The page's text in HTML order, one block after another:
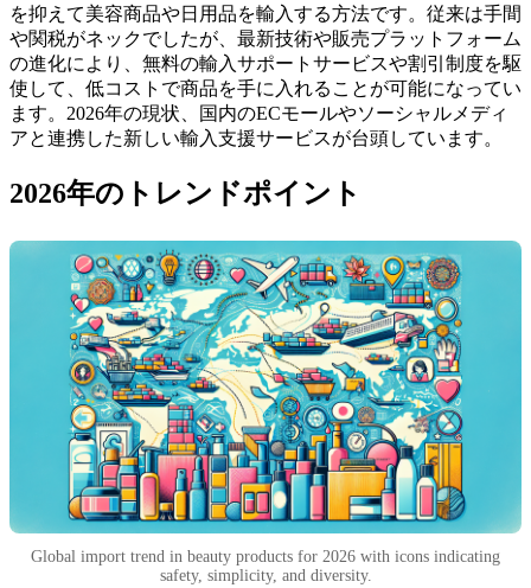
を抑えて美容商品や日用品を輸入する方法です。従来は手間
や関税がネックでしたが、最新技術や販売プラットフォーム
の進化により、無料の輸入サポートサービスや割引制度を駆
使して、低コストで商品を手に入れることが可能になってい
ます。2026年の現状、国内のECモールやソーシャルメディ
アと連携した新しい輸入支援サービスが台頭しています。
2026年のトレンドポイント
Global import trend in beauty products for 2026 with icons indicating
safety, simplicity, and diversity.